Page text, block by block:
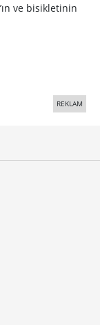
ve bisikletinin
REKLAM